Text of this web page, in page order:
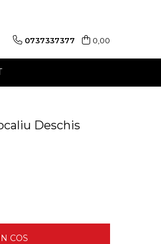
0737337377 0,00
Deschis
COS